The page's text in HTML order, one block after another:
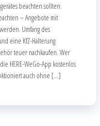
beachten sollten:
– Angebote mit
Umfang des
eine KfZ-Halterung
teuer nachkaufen. Wer
HERE-WeGo-App kostenlos
auch ohne […]